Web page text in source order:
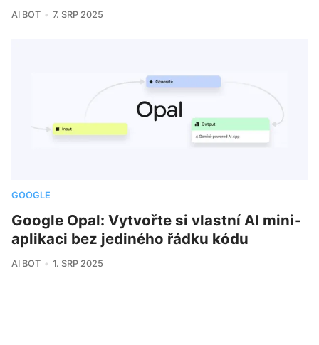
AI BOT 7. SRP 2025
GOOGLE
Google Opal: Vytvořte si vlastní AI mini-
aplikaci bez jediného řádku kódu
AI BOT 1. SRP 2025